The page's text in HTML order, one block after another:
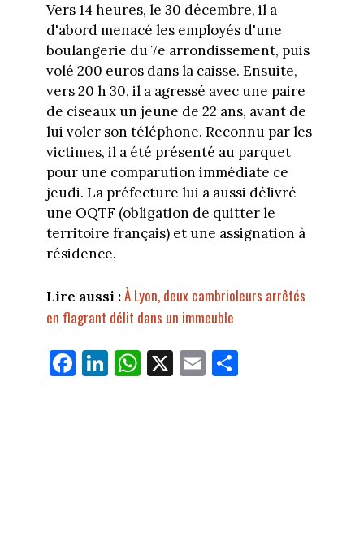
Vers 14 heures, le 30 décembre, il a
d'abord menacé les employés d'une
boulangerie du 7e arrondissement, puis
volé 200 euros dans la caisse. Ensuite,
vers 20 h 30, il a agressé avec une paire
de ciseaux un jeune de 22 ans, avant de
lui voler son téléphone. Reconnu par les
victimes, il a été présenté au parquet
pour une comparution immédiate ce
jeudi. La préfecture lui a aussi délivré
une OQTF (obligation de quitter le
territoire français) et une assignation à
résidence.
Lire aussi :À Lyon, deux cambrioleurs arrêtés
en flagrant délit dans un immeuble
Fa
ce
Li
nk
W
ha
X E
m
Pa